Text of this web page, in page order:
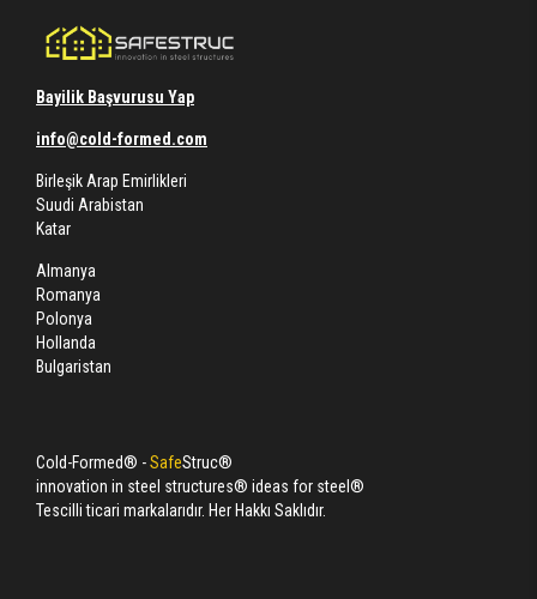
Bayilik Başvurusu Yap
info@cold-formed.com
Birleşik Arap Emirlikleri
Suudi Arabistan
Katar
Almanya
Romanya
Polonya
Hollanda
Bulgaristan
Cold-Formed® -SafeStruc®
innovation in steel structures® ideas for steel®
Tescilli ticari markalarıdır. Her Hakkı Saklıdır.